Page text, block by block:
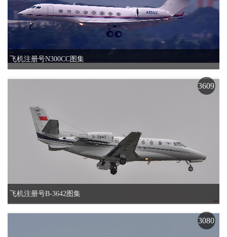
飞机注册号N300CC图集
飞机注册号B-3642图集
3609
3080